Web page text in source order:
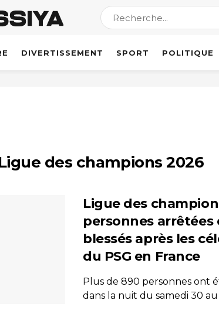
DIVERTISSEMENT SPORT POLITIQUE
des champions 2026
Ligue des
personnes arrêtées
blessés après les
du PSG en France
Plus de 890 personnes ont
dans la nuit du samedi 30 au